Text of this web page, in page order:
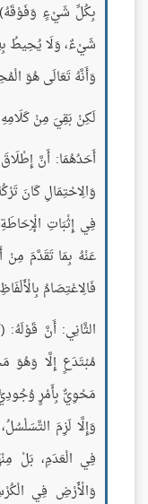
بِكُلِّ شَيْءٍ وَفَوْقَهُ)
شَيْءٌ، وَلَا يُحِيطُ
وَأَنَّهُ تَعَالَى هُوَ
لَكِنْ بَقِيَ مِنْ
أَحَدُهُمَا: أَنَّ
وَالِاحْتِمَالِ كَانَ
فِي إِثْبَاتِ
عَنْهُ بِمَا تَقَدَّمَ
فَالِاعْتِصَامُ
الثَّانِي: أَنَّ
مُبْتَدَعٍ إِلَّا وَهُوَ
مَحْوِيٌّ بِأَمْرٍ
وَإِلَّا لَزِمَ
فِي الْعَدَمِ، بَلْ
وَالْأَرْضِ فِي